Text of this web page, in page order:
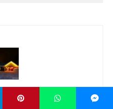
en bois dans le style